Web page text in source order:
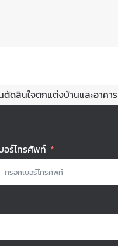
ดสินใจตกแต่งบ้านและอาคาร
อร์โทรศัพท์